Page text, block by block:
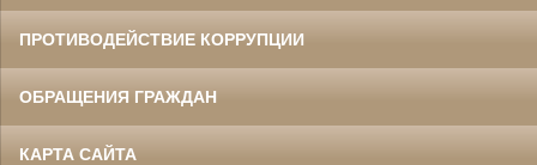
ПРОТИВОДЕЙСТВИЕ КОРРУПЦИИ
ОБРАЩЕНИЯ ГРАЖДАН
КАРТА САЙТА